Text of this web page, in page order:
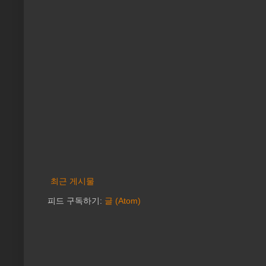
최근 게시물
피드 구독하기: 글 (Atom)